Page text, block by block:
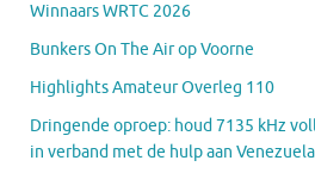
Winnaars WRTC 2026
Bunkers On The Air op Voorne
Highlights Amateur Overleg 110
Dringende oproep: houd 7135 kHz
in verband met de hulp aan